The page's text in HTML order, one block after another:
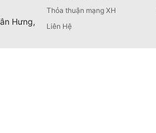
Thỏa thuận mạng XH
Liên Hệ
Hưng,